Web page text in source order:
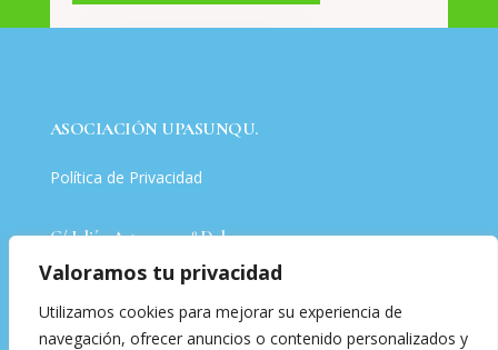
Valoramos tu privacidad
Utilizamos cookies para mejorar su experiencia de
navegación, ofrecer anuncios o contenido personalizados y
ASOCIACIÓN UPASUNQU.
Política de Privacidad
C/ Julián Arteaga 7, 3º Dcha.
Política de Cookies
Tfno. 695391948 – 657392758